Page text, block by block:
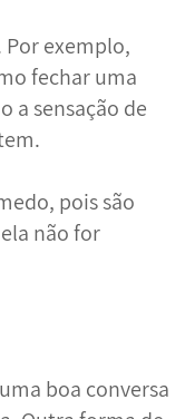
exemplo,
fechar uma
a sensação de
pois são
não for
boa conversa